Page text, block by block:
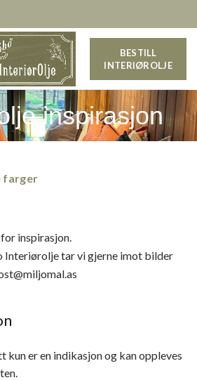
BESTILL
INTERIØROLJE
inspirasjon
farger
inspirasjon.
Interiørolje tar vi gjerne imot bilder
kun er en indikasjon og kan oppleves